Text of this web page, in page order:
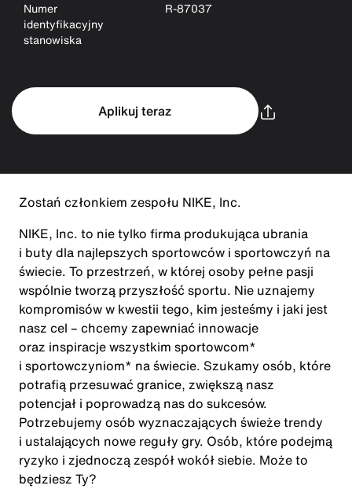
Numer
identyfikacyjny
stanowiska
R-87037
Aplikuj teraz
Zostań członkiem zespołu NIKE, Inc.
NIKE, Inc. to nie tylko firma produkująca ubrania
i buty dla najlepszych sportowców i sportowczyń na
świecie. To przestrzeń, w której osoby pełne pasji
wspólnie tworzą przyszłość sportu. Nie uznajemy
kompromisów w kwestii tego, kim jesteśmy i jaki jest
nasz cel – chcemy zapewniać innowacje
oraz inspiracje wszystkim sportowcom*
i sportowczyniom* na świecie. Szukamy osób, które
potrafią przesuwać granice, zwiększą nasz
potencjał i poprowadzą nas do sukcesów.
Potrzebujemy osób wyznaczających świeże trendy
i ustalających nowe reguły gry. Osób, które podejmą
ryzyko i zjednoczą zespół wokół siebie. Może to
będziesz Ty?